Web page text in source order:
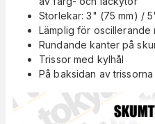
Storlekar: 3" (75 mm) /
Lämplig för oscillerande
Rundande kanter på
Trissor med kylhål
På baksidan av